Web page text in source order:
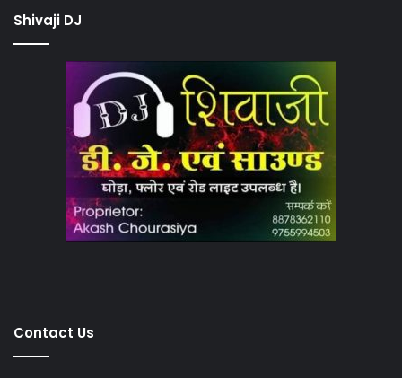
Shivaji DJ
Contact Us